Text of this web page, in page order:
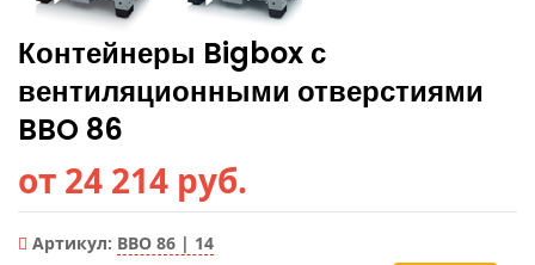
Контейнеры Bigbox с
вентиляционными отверстиями
BBO 86
от 24 214 руб.
Артикул: BBO 86 | 14